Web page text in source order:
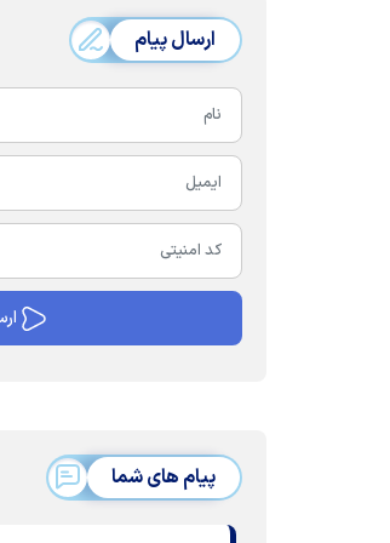
ارسال پیام
پیام های شما